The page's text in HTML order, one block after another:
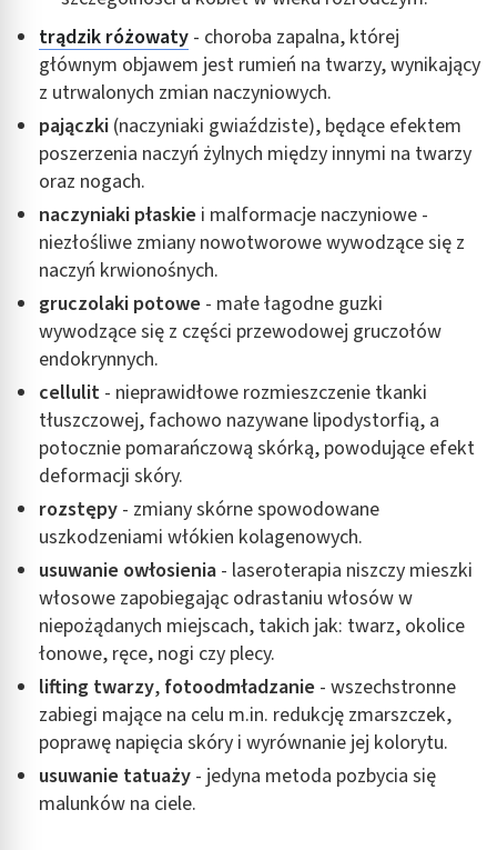
trądzik różowaty - choroba zapalna, której
głównym objawem jest rumień na twarzy, wynikający
z utrwalonych zmian naczyniowych.
pajączki (naczyniaki gwiaździste), będące efektem
poszerzenia naczyń żylnych między innymi na twarzy
oraz nogach.
naczyniaki płaskie i malformacje naczyniowe -
niezłośliwe zmiany nowotworowe wywodzące się z
naczyń krwionośnych.
gruczolaki potowe - małe łagodne guzki
wywodzące się z części przewodowej gruczołów
endokrynnych.
cellulit - nieprawidłowe rozmieszczenie tkanki
tłuszczowej, fachowo nazywane lipodystorfią, a
potocznie pomarańczową skórką, powodujące efekt
deformacji skóry.
rozstępy - zmiany skórne spowodowane
uszkodzeniami włókien kolagenowych.
usuwanie owłosienia - laseroterapia niszczy mieszki
włosowe zapobiegając odrastaniu włosów w
niepożądanych miejscach, takich jak: twarz, okolice
łonowe, ręce, nogi czy plecy.
lifting twarzy, fotoodmładzanie - wszechstronne
zabiegi mające na celu m.in. redukcję zmarszczek,
poprawę napięcia skóry i wyrównanie jej kolorytu.
usuwanie tatuaży - jedyna metoda pozbycia się
malunków na ciele.